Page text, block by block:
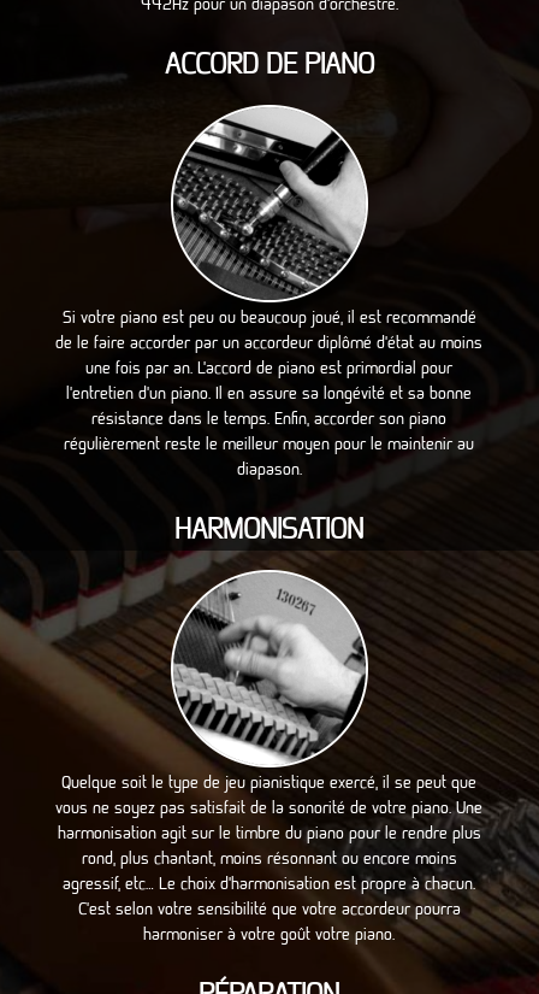
442Hz pour un diapason d’orchestre.
ACCORD DE PIANO
Si votre piano est peu ou beaucoup joué, il est recommandé
de le faire accorder par un accordeur diplômé d’état au moins
une fois par an. L’accord de piano est primordial pour
l’entretien d’un piano. Il en assure sa longévité et sa bonne
résistance dans le temps. Enfin, accorder son piano
régulièrement reste le meilleur moyen pour le maintenir au
diapason.
HARMONISATION
Quelque soit le type de jeu pianistique exercé, il se peut que
vous ne soyez pas satisfait de la sonorité de votre piano. Une
harmonisation agit sur le timbre du piano pour le rendre plus
rond, plus chantant, moins résonnant ou encore moins
agressif, etc… Le choix d’harmonisation est propre à chacun.
C’est selon votre sensibilité que votre accordeur pourra
harmoniser à votre goût votre piano.